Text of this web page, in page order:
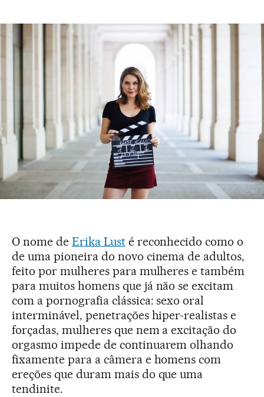
O nome de Erika Lusté reconhecido como o
de uma pioneira do novo cinema de adultos,
feito por mulheres para mulheres e também
para muitos homens que já não se excitam
com a pornografia clássica: sexo oral
interminável, penetrações hiper-realistas e
forçadas, mulheres que nem a excitação do
orgasmo impede de continuarem olhando
fixamente para a câmera e homens com
ereções que duram mais do que uma
tendinite.